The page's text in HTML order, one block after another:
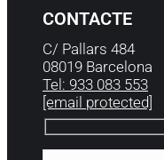
CONTACTE
C/ Pallars 484
08019 Barcelona
Tel: 933 083 553
[email protected]